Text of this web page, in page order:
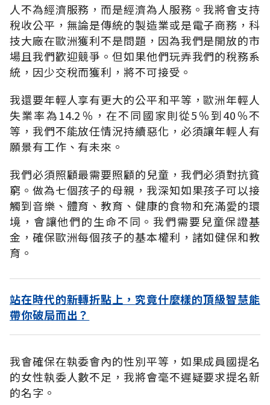
人不為經濟服務，而是經濟為人服務。我將會支持
稅收公平，無論是傳統的製造業或是電子商務，科
技大廠在歐洲獲利不是問題，因為我們是開放的市
場且我們歡迎競爭。但如果他們玩弄我們的稅務系
統，因少交稅而獲利，將不可接受。
我還要年輕人享有更大的公平和平等，歐洲年輕人
失業率為14.2％，在不同國家則從5％到40％不
等，我們不能放任情況持續惡化，必須讓年輕人有
願景有工作、有未來。
我們必須照顧最需要照顧的兒童，我們必須對抗貧
窮。做為七個孩子的母親，我深知如果孩子可以接
觸到音樂、體育、教育、健康的食物和充滿愛的環
境，會讓他們的生命不同。我們需要兒童保證基
金，確保歐洲每個孩子的基本權利，諸如健保和教
育。
站在時代的新轉折點上，究竟什麼樣的頂級智慧能
帶你破局而出？
我會確保在執委會內的性別平等，如果成員國提名
的女性執委人數不足，我將會毫不遲疑要求提名新
的名字。